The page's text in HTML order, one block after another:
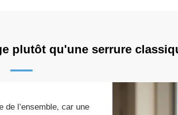
plutôt qu'une serrure
de l’ensemble, car une